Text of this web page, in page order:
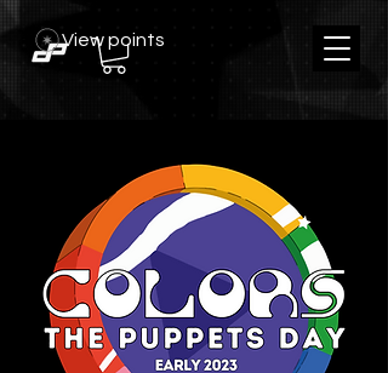
View points